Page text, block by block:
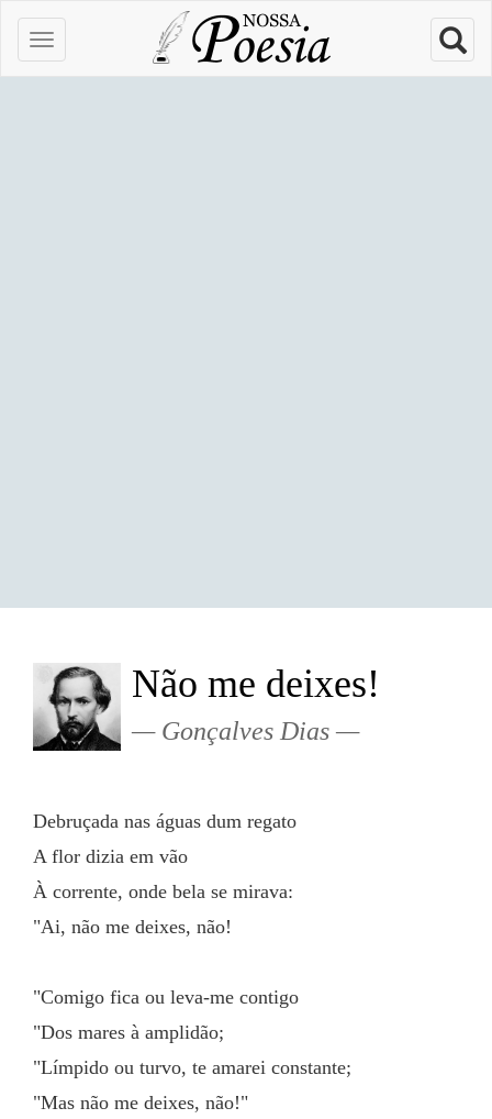
Não me deixes!
Gonçalves Dias
Debruçada nas águas dum regato
A flor dizia em vão
À corrente, onde bela se mirava:
"Ai, não me deixes, não!
"Comigo fica ou leva-me contigo
"Dos mares à amplidão;
"Límpido ou turvo, te amarei constante;
"Mas não me deixes, não!"